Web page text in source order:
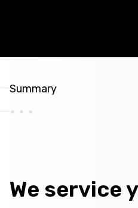
Summary
We service